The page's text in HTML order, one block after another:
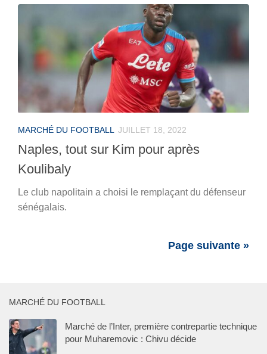
MARCHÉ DU FOOTBALL JUILLET 18, 2022
Naples, tout sur Kim pour après
Koulibaly
Le club napolitain a choisi le remplaçant du défenseur
sénégalais.
Page suivante »
MARCHÉ DU FOOTBALL
Marché de l’Inter, première contrepartie technique
pour Muharemovic : Chivu décide